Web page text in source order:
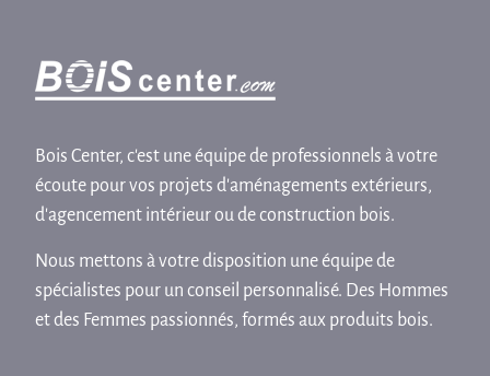
Bois Center, c'est une équipe de professionnels à votre
écoute pour vos projets d'aménagements extérieurs,
d'agencement intérieur ou de construction bois.
Nous mettons à votre disposition une équipe de
spécialistes pour un conseil personnalisé. Des Hommes
et des Femmes passionnés, formés aux produits bois.